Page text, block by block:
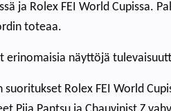
ja Rolex FEI World Cupissa.
toteaa.
näyttöjä
Rolex FEI World